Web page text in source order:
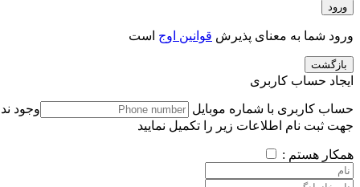
ورود
ورود شما به معنای پذیرش قوانین اوج است
بازگشت
ایجاد حساب کاربری
حساب کاربری با شماره موبایل
وجود
جهت ثبت نام اطلاعات زیر را تکمیل نمایید
همکار هستم :